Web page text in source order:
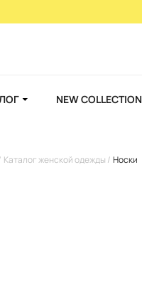
NEW COLLECTION
Каталог женской одежды Носки